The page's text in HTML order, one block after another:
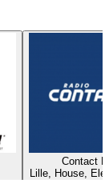
Contact
Lille, House,